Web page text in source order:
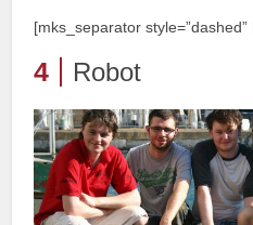
[mks_separator style=”dashed”
4 Robot